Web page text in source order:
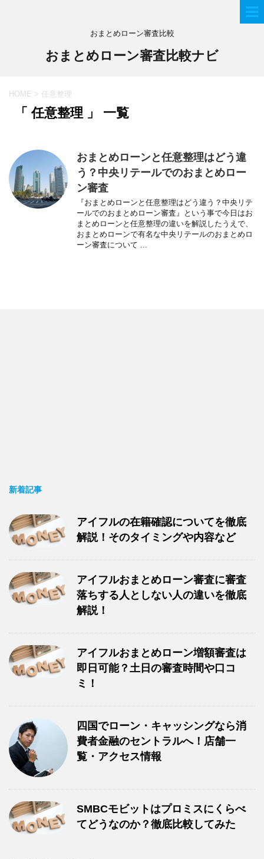
おまとめローン審査比較
おまとめローン審査比較ナビ
HOME > 任意整理
「 任意整理 」 一覧
おまとめローンと任意整理はどう違
う？中央リテールでのおまとめロー
ン審査
『おまとめローンと任意整理はどう違う？中央リテ
ールでのおまとめローン審査』という事で今日はお
まとめローンと任意整理の違いを解説したうえで、
おまとめローンで有名な中央リテールのおまとめロ
ーン審査について ...
新着記事
アイフルの在籍確認についてを徹底
解説！そのタイミングや内容など
アイフルおまとめローン審査に審査
落ちする人としない人の違いを徹底
解説！
アイフルおまとめローン増額審査は
即日可能？土日の審査時間や口コ
ミ！
四国でローン・キャッシングなら消
費者金融のセントラルへ！店舗一
覧・アクセス情報
SMBCモビットはプロミスにくらべ
てどうなのか？徹底比較してみた